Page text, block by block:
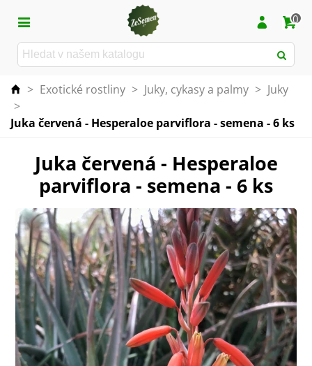
0
> Exotické rostliny > Juky, cykasy a palmy > Juky
>
Juka červená - Hesperaloe parviflora - semena - 6 ks
Juka červená - Hesperaloe
parviflora - semena - 6 ks